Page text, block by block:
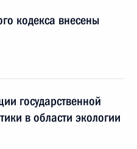
кодекса внесены
государственной
в области экологии